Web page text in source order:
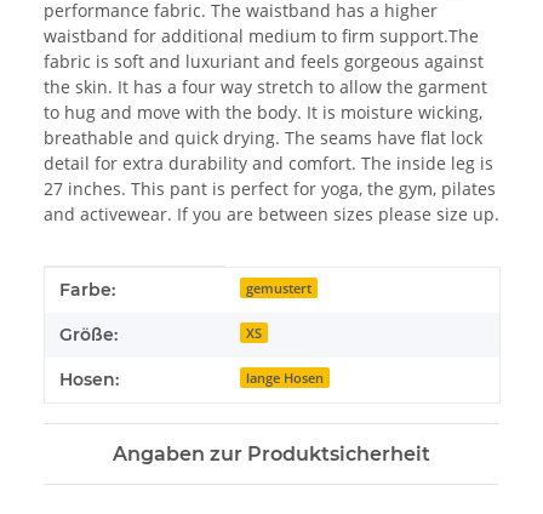
performance fabric. The waistband has a higher
waistband for additional medium to firm support.The
fabric is soft and luxuriant and feels gorgeous against
the skin. It has a four way stretch to allow the garment
to hug and move with the body. It is moisture wicking,
breathable and quick drying. The seams have flat lock
detail for extra durability and comfort. The inside leg is
27 inches. This pant is perfect for yoga, the gym, pilates
and activewear. If you are between sizes please size up.
Produkteigenschaft
Wert
Farbe: gemustert
Größe: XS
Hosen: lange Hosen
Angaben zur Produktsicherheit